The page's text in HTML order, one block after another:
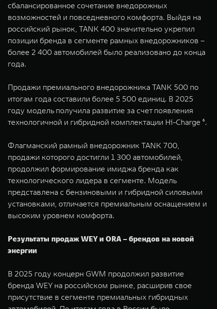
сбалансированное сочетание внедорожных
возможностей и повседневного комфорта. Выйдя на
российский рынок, TANK 400 значительно укрепил
позиции бренда в сегменте рамных внедорожников –
более 2 400 автомобилей было реализовано до конца
года.
Продажи премиального внедорожника TANK 500 по
итогам года составили более 5 500 единиц. В 2025
году модель получила развитие за счет появления
технологичной и гибридной комплектации Hi-Charge ⁶.
Флагманский рамный внедорожник TANK 700,
продажи которого достигли 1 300 автомобилей,
продолжил формирование имиджа бренда как
технологического лидера в сегменте. Модель
представлена с бензиновыми и гибридной силовыми
установками, отличается премиальным оснащением и
высоким уровнем комфорта.
Результаты продаж WEY и ORA – брендов на новой
энергии
В 2025 году концерн GWM продолжил развитие
бренда WEY на российском рынке, расширив свое
присутствие в сегменте премиальных гибридных